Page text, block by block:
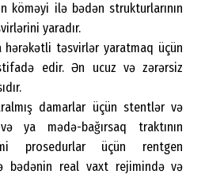
köməyi ilə bədən strukturlarının
yaradır.
təsvirlər yaratmaq üçün
edir. Ən ucuz və zərərsiz
damarlar üçün stentlər və
ya mədə-bağırsaq traktının
prosedurlar üçün rentgen
bədənin real vaxt rejimində və